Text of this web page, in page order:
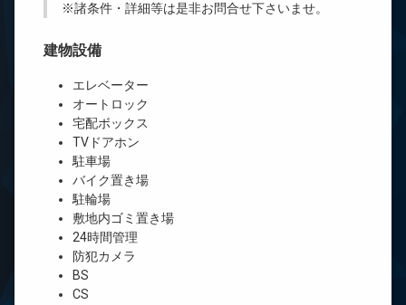
※諸条件・詳細等は是非お問合せ下さいませ。
建物設備
エレベーター
オートロック
宅配ボックス
TVドアホン
駐車場
バイク置き場
駐輪場
敷地内ゴミ置き場
24時間管理
防犯カメラ
BS
CS